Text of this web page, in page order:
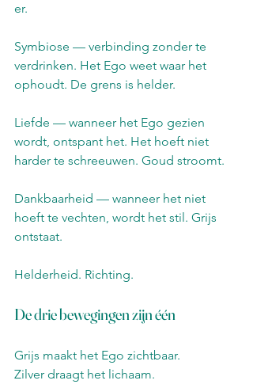
er.
Symbiose — verbinding zonder te
verdrinken. Het Ego weet waar het
ophoudt. De grens is helder.
Liefde — wanneer het Ego gezien
wordt, ontspant het. Het hoeft niet
harder te schreeuwen. Goud stroomt.
Dankbaarheid — wanneer het niet
hoeft te vechten, wordt het stil. Grijs
ontstaat.
Helderheid. Richting.
De drie bewegingen zijn één
Grijs maakt het Ego zichtbaar.
Zilver draagt het lichaam.